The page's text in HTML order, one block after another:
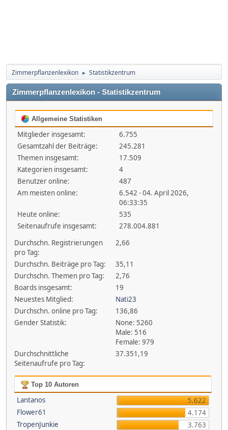
Zimmerpflanzenlexikon ► Statistikzentrum
Zimmerpflanzenlexikon - Statistikzentrum
Allgemeine Statistiken
Mitglieder insgesamt:
6.755
Gesamtzahl der Beiträge:
245.281
Themen insgesamt:
17.509
Kategorien insgesamt:
4
Benutzer online:
487
Am meisten online:
6.542 - 04. April 2026,
06:33:35
Heute online:
535
Seitenaufrufe insgesamt:
278.004.881
Durchschn. Registrierungen
pro Tag:
2,66
Durchschn. Beiträge pro Tag:
35,11
Durchschn. Themen pro Tag:
2,76
Boards insgesamt:
19
Neuestes Mitglied:
Nati23
Durchschn. online pro Tag:
136,86
Gender Statistik:
None: 5260
Male: 516
Female: 979
Durchschnittliche
Seitenaufrufe pro Tag:
37.351,19
Top 10 Autoren
Lantanos
5.622
Flower61
4.174
TropenJunkie
3.763